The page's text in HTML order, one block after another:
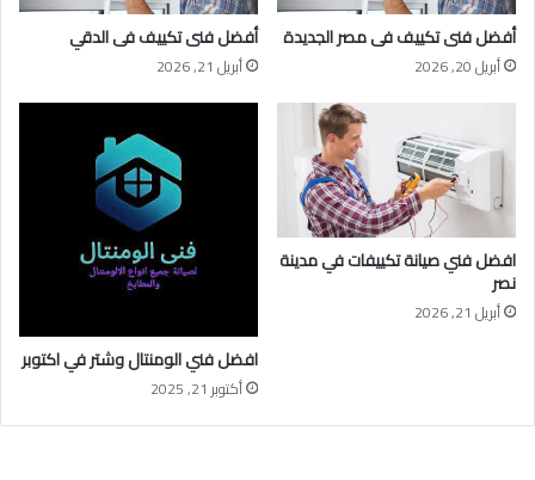
أفضل فنى تكييف فى مصر الجديدة
أبريل 20, 2026
أفضل فنى تكييف فى الدقي
أبريل 21, 2026
افضل فني صيانة تكييفات في مدينة
نصر
أبريل 21, 2026
افضل فني الومنتال وشتر في اكتوبر
أكتوبر 21, 2025